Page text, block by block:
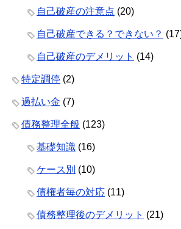
自己破産の注意点 (20)
自己破産できる？できない？
自己破産のデメリット (14)
特定調停 (2)
過払い金 (7)
債務整理全般 (123)
基礎知識 (16)
ケース別 (10)
債権者毎の対応 (11)
債務整理後のデメリット (21)